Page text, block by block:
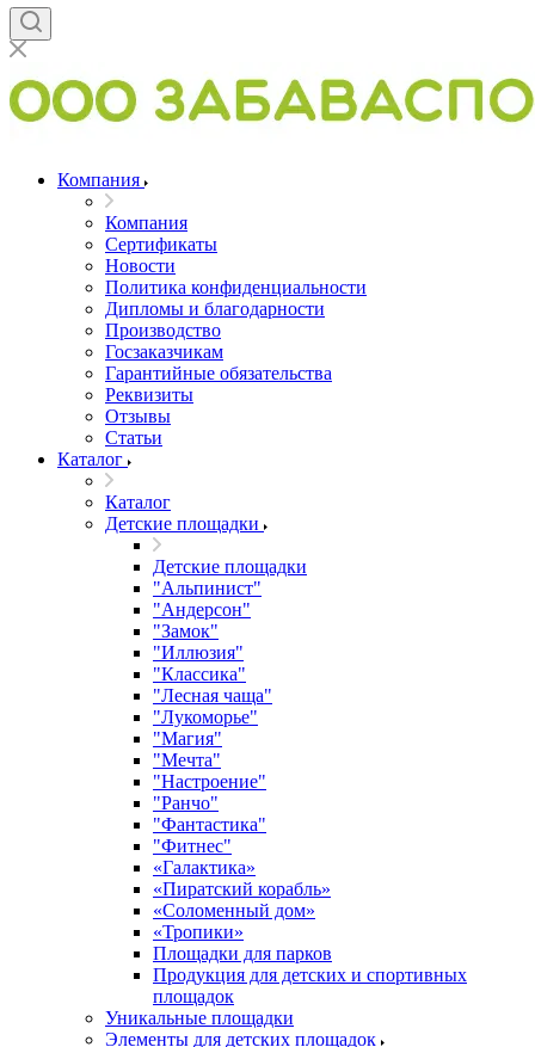
Компания
Компания
Сертификаты
Новости
Политика конфиденциальности
Дипломы и благодарности
Производство
Госзаказчикам
Гарантийные обязательства
Реквизиты
Отзывы
Статьи
Каталог
Каталог
Детские площадки
Детские площадки
"Альпинист"
"Андерсон"
"Замок"
"Иллюзия"
"Классика"
"Лесная чаща"
"Лукоморье"
"Магия"
"Мечта"
"Настроение"
"Ранчо"
"Фантастика"
"Фитнес"
«Галактика»
«Пиратский корабль»
«Соломенный дом»
«Тропики»
Площадки для парков
Продукция для детских и спортивных
площадок
Уникальные площадки
Элементы для детских площадок